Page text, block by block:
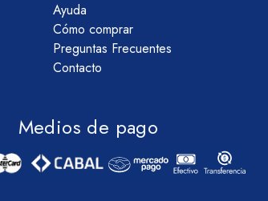
Ayuda
Cómo comprar
Preguntas Frecuentes
Contacto
Medios de pago